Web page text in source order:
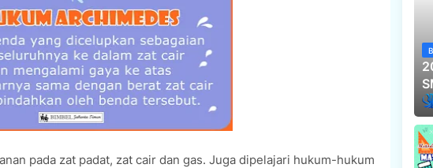
pada zat padat, zat cair dan gas. Juga dipelajari hukum-hukum